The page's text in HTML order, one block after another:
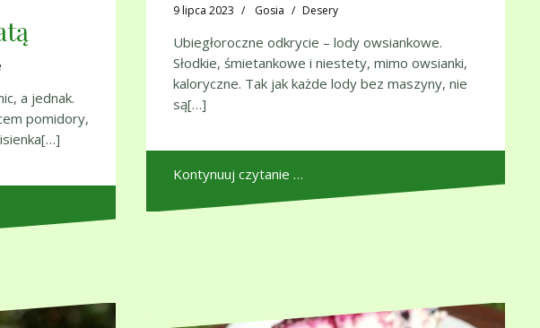
a jednak.
pomidory,
9 lipca 2023 Gosia Desery
Ubiegłoroczne odkrycie – lody owsiankowe.
Słodkie, śmietankowe i niestety, mimo owsianki,
kaloryczne. Tak jak każde lody bez maszyny, nie
są[…]
Kontynuuj czytanie …